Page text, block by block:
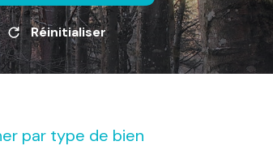
Réinitialiser
par type de bien